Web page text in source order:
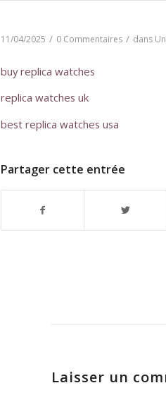
11/04/2025 / 0 Commentaires / dans
buy replica watches
replica watches uk
best replica watches usa
Partager cette entrée
Laisser un